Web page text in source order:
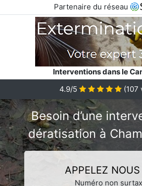
Partenaire du réseau
Interventions dans le
4.9/5
(107
Besoin d’une
dératisation à
APPELEZ
Numéro non